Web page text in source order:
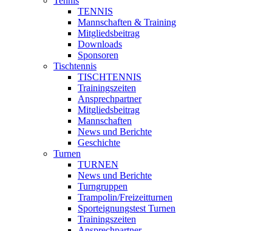
TENNIS
Mannschaften & Training
Mitgliedsbeitrag
Downloads
Sponsoren
Tischtennis
TISCHTENNIS
Trainingszeiten
Ansprechpartner
Mitgliedsbeitrag
Mannschaften
News und Berichte
Geschichte
Turnen
TURNEN
News und Berichte
Turngruppen
Trampolin/Freizeitturnen
Sporteignungstest Turnen
Trainingszeiten